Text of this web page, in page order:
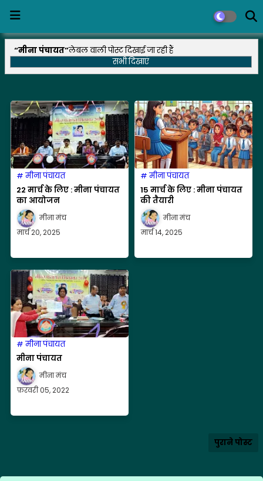
मीना पंचायत लेबल वाली पोस्ट दिखाई जा रही हैं
सभी दिखाएं
मीना पंचायत
22 मार्च के लिए : मीना पंचायत
का आयोजन
मीना मंच
मार्च 20, 2025
मीना पंचायत
15 मार्च के लिए : मीना पंचायत
की तैयारी
मीना मंच
मार्च 14, 2025
मीना पंचायत
मीना पंचायत
मीना मंच
फ़रवरी 05, 2022
पुराने पोस्ट